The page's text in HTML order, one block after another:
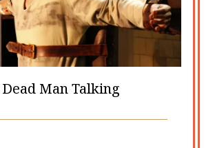
Dead Man Talking